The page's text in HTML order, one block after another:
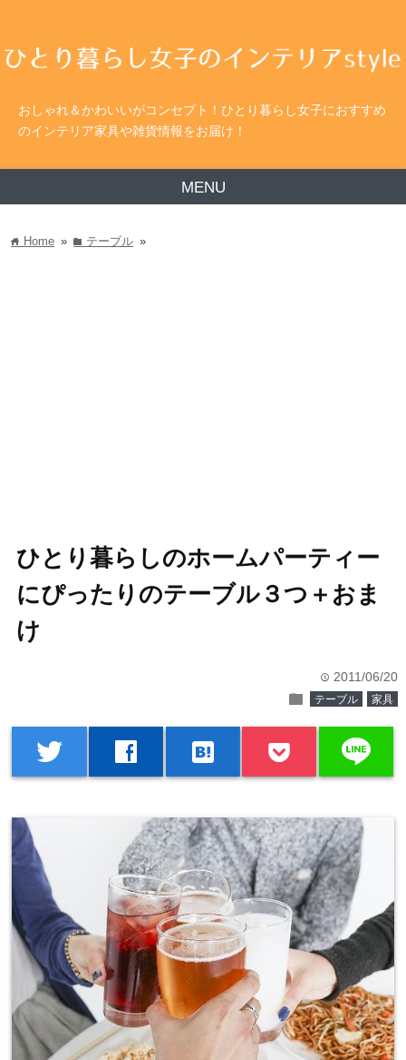
おしゃれ＆かわいいがコンセプト！ひとり暮らし女子におすすめ
のインテリア家具や雑貨情報をお届け！
MENU
home Home » folder テーブル »
ひとり暮らしのホームパーティー
にぴったりのテーブル３つ＋おま
け
time 2011/06/20
folder テーブル 家具
twitter facebook hatenabookmark line